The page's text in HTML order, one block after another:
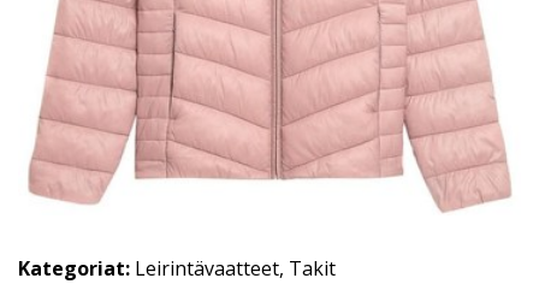
Kategoriat: Leirintävaatteet, Takit